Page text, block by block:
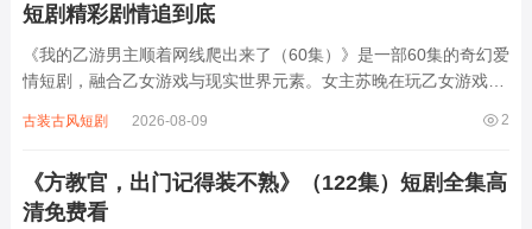
短剧精彩剧情追到底
《我的乙游男主顺着网线爬出来了（60集）》是一部60集的奇幻爱
情短剧，融合乙女游戏与现实世界元素。女主苏晚在玩乙女游戏
壁，通过网线“爬”进她的生活。从手机屏幕里的虚拟形象，变成会
2
古装古风短剧 2026-08-09
《方教官，出门记得装不熟》（122集）短剧全集高
清免费看